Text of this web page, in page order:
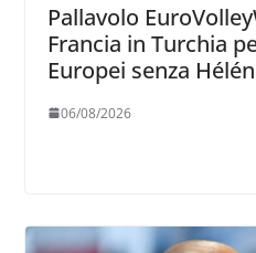
Pallavolo
Francia in Turchia
Europei senza
06/08/2026